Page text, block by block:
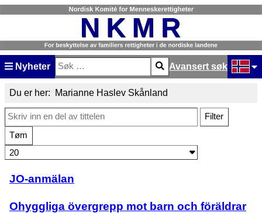
Nyheter
Søk
Type 2 or more characters for results.
Avansert søk
Du er her: Marianne Haslev Skånland
Skriv inn en del av tittelen
Filter
Tøm
Antall som skal vises:
JO-anmälan
Ohyggliga övergrepp mot barn och föräldrar